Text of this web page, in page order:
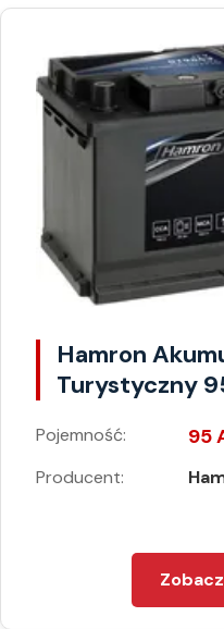
Hamron
Turystyczny
Pojemność: 95
Producent: